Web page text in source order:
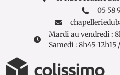
05 58
Mardi au vendredi :
Samedi : 8h45-12h15